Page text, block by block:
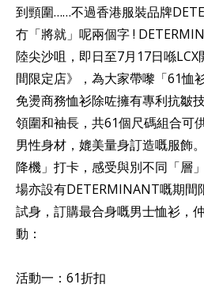
到頸圍……不過香港服裝品牌
冇「將就」呢兩個字 !
陸尖沙咀，即日至7月17日喺LCX
間限定店》，為大家帶嚟「61恤
免燙商務恤衫除咗擁有專利抗皺
領圍和袖長，共61個尺碼組合可
男性身材，媲美量身訂造嘅服飾
降機」打卡，感受與別不同「層
場亦設有DETERMINANT嘅期間
試身，訂購最合身嘅男士恤衫，
動：
活動一：61折扣